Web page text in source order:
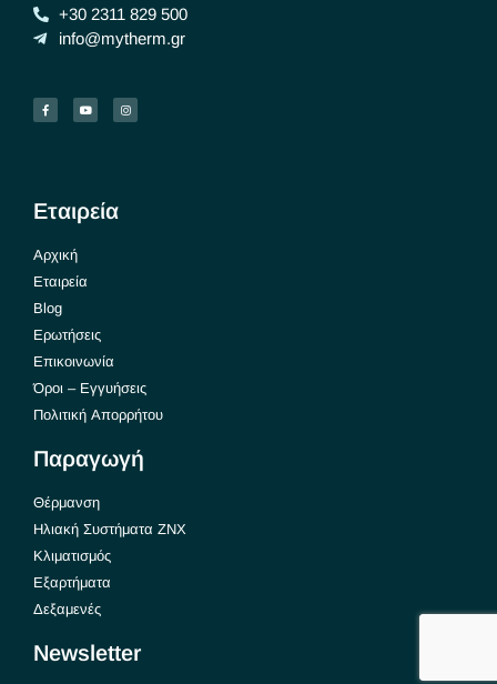
+30 2311 829 500
info@mytherm.gr
Εταιρεία
Αρχική
Εταιρεία
Blog
Ερωτήσεις
Επικοινωνία
Όροι – Εγγυήσεις
Πολιτική Απορρήτου
Παραγωγή
Θέρμανση
Ηλιακή Συστήματα ΖΝΧ
Κλιματισμός
Εξαρτήματα
Δεξαμενές
Newsletter